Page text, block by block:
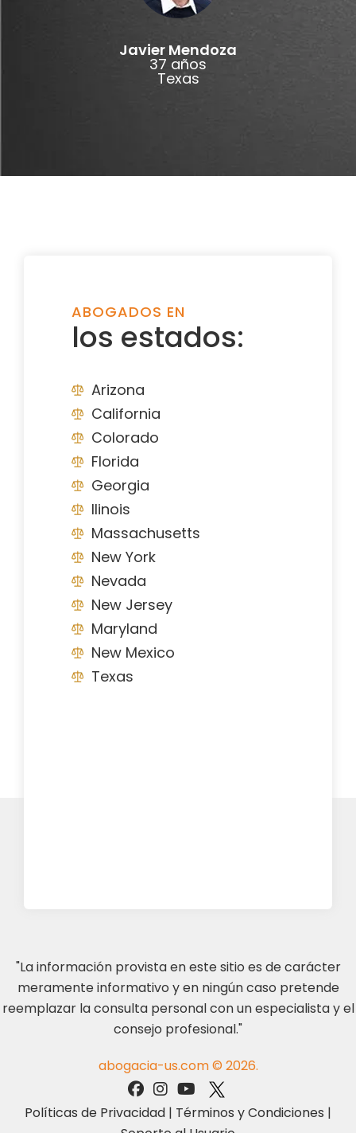
Javier Mendoza
37 años
Texas
ABOGADOS EN
los estados:
Arizona
California
Colorado
Florida
Georgia
Ilinois
Massachusetts
New York
Nevada
New Jersey
Maryland
New Mexico
Texas
"La información provista en este sitio es de carácter
meramente informativo y en ningún caso pretende
reemplazar la consulta personal con un especialista y el
consejo profesional."
abogacia-us.com © 2026.
Políticas de Privacidad | Términos y Condiciones |